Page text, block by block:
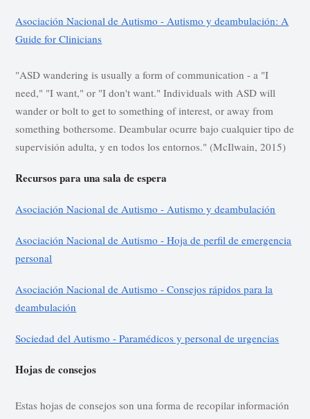
Asociación Nacional de Autismo - Autismo y deambulación: A
Guide for Clinicians
"ASD wandering is usually a form of communication - a "I
need," "I want," or "I don't want." Individuals with ASD will
wander or bolt to get to something of interest, or away from
something bothersome. Deambular ocurre bajo cualquier tipo de
supervisión adulta, y en todos los entornos." (McIlwain, 2015)
Recursos para una sala de espera
Asociación Nacional de Autismo - Autismo y deambulación
Asociación Nacional de Autismo - Hoja de perfil de emergencia
personal
Asociación Nacional de Autismo - Consejos rápidos para la
deambulación
Sociedad del Autismo - Paramédicos y personal de urgencias
Hojas de consejos
Estas hojas de consejos son una forma de recopilar información